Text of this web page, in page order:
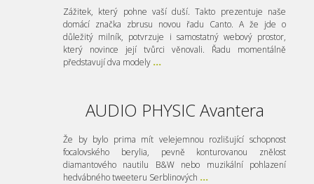
Zážitek, který pohne vaší duší. Takto prezentuje naše
domácí značka zbrusu novou řadu Canto. A že jde o
důležitý milník, potvrzuje i samostatný webový prostor,
který novince její tvůrci věnovali. Řadu momentálně
představují dva modely ...
AUDIO PHYSIC Avantera
Že by bylo prima mít velejemnou rozlišující schopnost
focalovského berylia, pevně konturovanou znělost
diamantového nautilu B&W nebo muzikální pohlazení
hedvábného tweeteru Serblinových ...